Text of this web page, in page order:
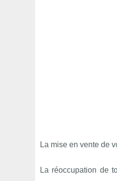
La mise en vente de
La réoccupation de